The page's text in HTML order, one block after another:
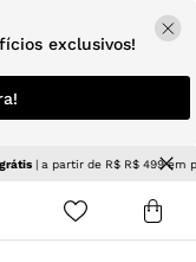
exclusivos!
não promocionais